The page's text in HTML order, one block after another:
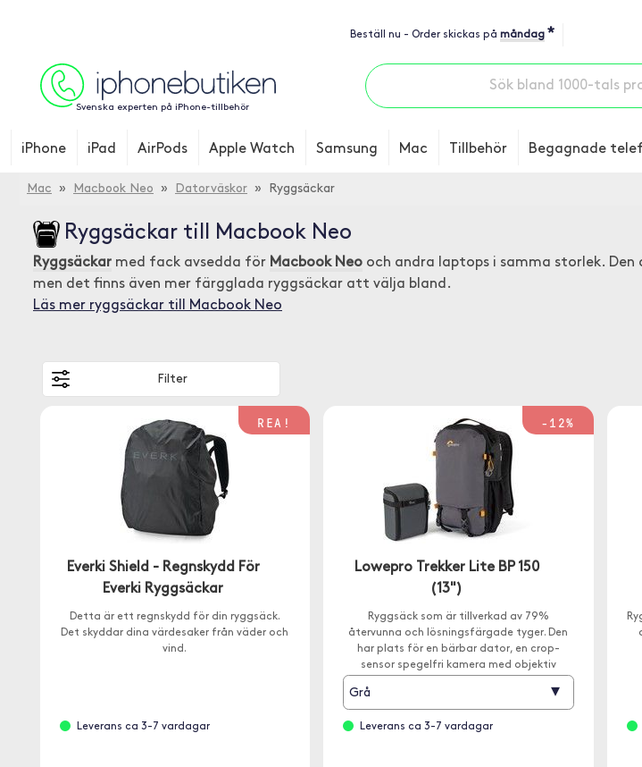
Beställ nu - Order skickas på måndag *
Svenska experten på iPhone-tillbehör
iPhone iPad AirPods Apple Watch Samsung Mac Tillbehör Begagnade
Mac » Macbook Neo » Datorväskor » Ryggsäckar
Ryggsäckar till Macbook Neo
Ryggsäckar med fack avsedda för Macbook Neo och andra laptops i samma storlek.
men det finns även mer färgglada ryggsäckar att välja bland.
Läs mer ryggsäckar till Macbook Neo
Filter
REA!
Everki Shield - Regnskydd För
Everki Ryggsäckar
Detta är ett regnskydd för din ryggsäck.
Det skyddar dina värdesaker från väder och
vind.
Leverans ca 3-7 vardagar
-12%
Lowepro Trekker Lite BP 150
(13")
Ryggsäck som är tillverkad av 79%
återvunna och lösningsfärgade tyger. Den
har plats för en bärbar dator, en crop-
sensor spegelfri kamera med objektiv
Grå ▾
Leverans ca 3-7 vardagar